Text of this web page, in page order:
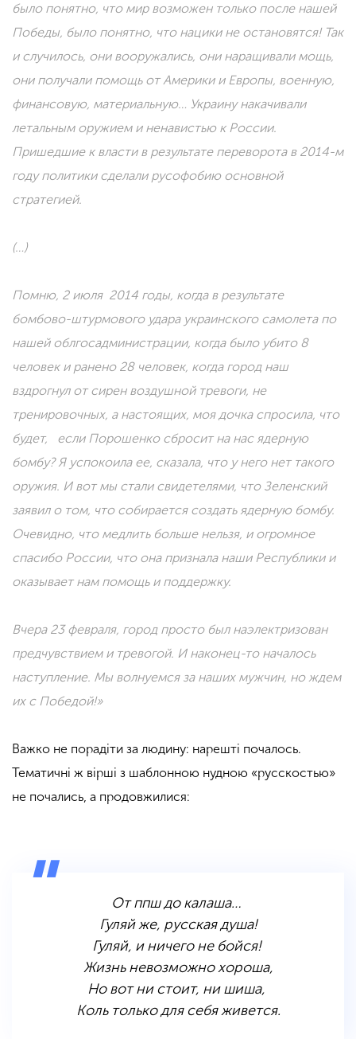
было понятно, что мир возможен только после нашей
Победы, было понятно, что нацики не остановятся! Так
и случилось, они вооружались, они наращивали мощь,
они получали помощь от Америки и Европы, военную,
финансовую, материальную… Украину накачивали
летальным оружием и ненавистью к России.
Пришедшие к власти в результате переворота в 2014-м
году политики сделали русофобию основной
стратегией.
(…)
Помню, 2 июля 2014 годы, когда в результате
бомбово-штурмового удара украинского самолета по
нашей облгосадминистрации, когда было убито 8
человек и ранено 28 человек, когда город наш
вздрогнул от сирен воздушной тревоги, не
тренировочных, а настоящих, моя дочка спросила, что
будет, если Порошенко сбросит на нас ядерную
бомбу? Я успокоила ее, сказала, что у него нет такого
оружия. И вот мы стали свидетелями, что Зеленский
заявил о том, что собирается создать ядерную бомбу.
Очевидно, что медлить больше нельзя, и огромное
спасибо России, что она признала наши Республики и
оказывает нам помощь и поддержку.
Вчера 23 февраля, город просто был наэлектризован
предчувствием и тревогой. И наконец-то началось
наступление. Мы волнуемся за наших мужчин, но ждем
их с Победой!»
Важко не порадіти за людину: нарешті почалось.
Тематичні ж вірші з шаблонною нудною «русскостью»
не почались, а продовжилися:
От ппш до калаша…
Гуляй же, русская душа!
Гуляй, и ничего не бойся!
Жизнь невозможно хороша,
Но вот ни стоит, ни шиша,
Коль только для себя живется.